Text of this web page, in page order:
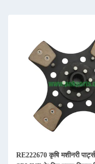
RE222670 कृषि मशीनरी